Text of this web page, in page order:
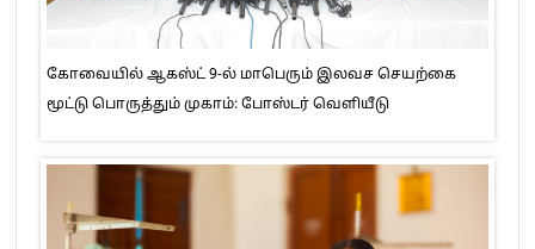
கோவையில் ஆகஸ்ட் 9-ல் மாபெரும் இலவச செயற்கை
மூட்டு பொருத்தும் முகாம்: போஸ்டர் வெளியீடு